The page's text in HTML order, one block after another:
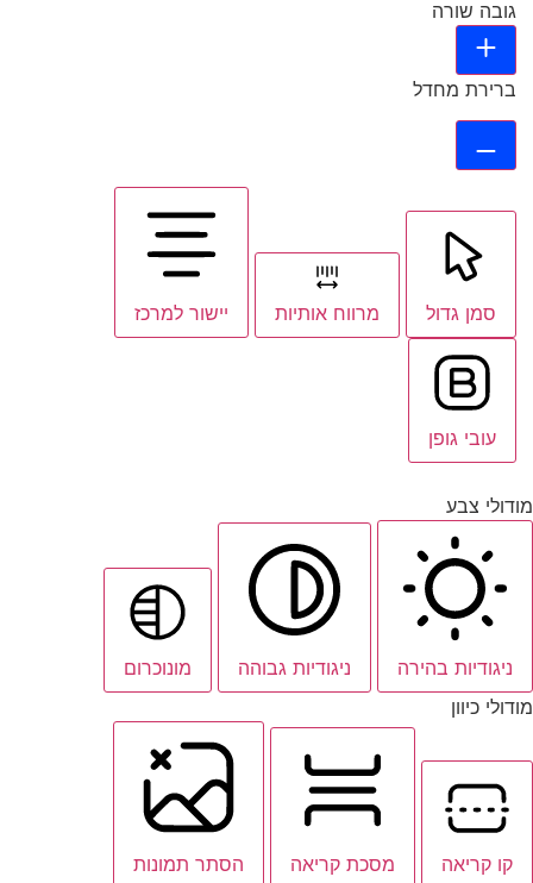
גובה שורה
ברירת מחדל
סמן גדול מרווח אותיות יישור למרכז
עובי גופן
מודולי צבע
ניגודיות בהירה ניגודיות גבוהה
מונוכרום
מודולי כיוון
קו קריאה מסכת קריאה הסתר תמונות